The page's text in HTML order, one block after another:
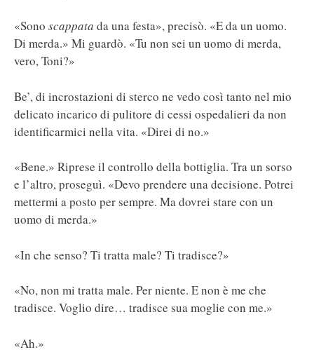
«Sono scappata da una festa», precisò. «E da un uomo.
Di merda.» Mi guardò. «Tu non sei un uomo di merda,
vero, Toni?»
Be’, di incrostazioni di sterco ne vedo così tanto nel mio
delicato incarico di pulitore di cessi ospedalieri da non
identificarmici nella vita. «Direi di no.»
«Bene.» Riprese il controllo della bottiglia. Tra un sorso
e l’altro, proseguì. «Devo prendere una decisione. Potrei
mettermi a posto per sempre. Ma dovrei stare con un
uomo di merda.»
«In che senso? Ti tratta male? Ti tradisce?»
«No, non mi tratta male. Per niente. E non è me che
tradisce. Voglio dire… tradisce sua moglie con me.»
«Ah.»